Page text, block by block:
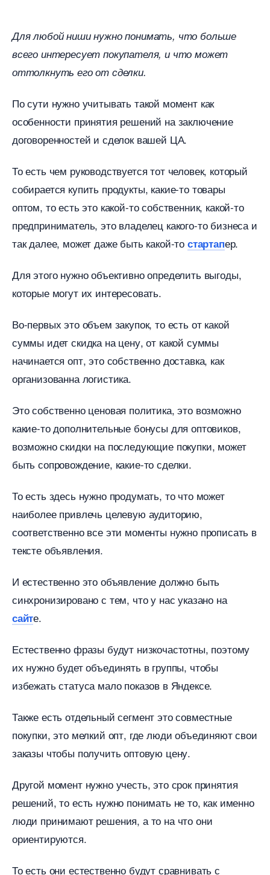
Для любой ниши нужно понимать, что больше
сего интересует покупателя, и что может
оттолкнуть его от сделки.
По сути нужно учитывать такой момент как
особенности принятия решений на заключение
договоренностей и сделок вашей ЦА.
То есть чем руководствуется тот человек, который
собирается купить продукты, какие-то товары
оптом, то есть это какой-то собственник, какой-то
предприниматель, это владелец какого-то бизнеса и
так далее, может даже быть какой-то стартапер.
Для этого нужно объективно определить выгоды,
которые могут их интересовать.
о-первых это объем закупок, то есть от какой
суммы идет скидка на цену, от какой суммы
начинается опт, это собственно доставка, как
организованна логистика.
Это собственно ценовая политика, это возможно
какие-то дополнительные бонусы для оптовиков,
озможно скидки на последующие покупки, может
ыть сопровождение, какие-то сделки.
То есть здесь нужно продумать, то что может
наиболее привлечь целевую аудиторию,
соответственно все эти моменты нужно прописать
тексте объявления.
И естественно это объявление должно быть
синхронизировано с тем, что у нас указано на
сайте.
Естественно фразы будут низкочастотны, поэтому
их нужно будет объединять в группы, чтобы
избежать статуса мало показов в Яндексе.
Также есть отдельный сегмент это совместные
покупки, это мелкий опт, где люди объединяют свои
заказы чтобы получить оптовую цену.
Другой момент нужно учесть, это срок принятия
решений, то есть нужно понимать не то, как именно
люди принимают решения, а то на что они
ориентируются.
То есть они естественно будут сравнивать с